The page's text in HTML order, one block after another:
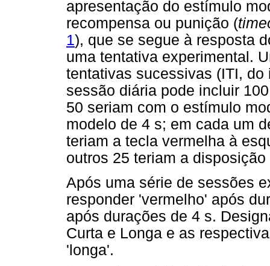
apresentação do estímulo
recompensa ou punição (
1), que se segue à resposta
uma tentativa experimental.
tentativas sucessivas (ITI,
sessão diária pode incluir
50 seriam com o estímulo
modelo de 4 s; em cada um
teriam a tecla vermelha à
outros 25 teriam a disposição
Após uma série de sessões
responder 'vermelho' após
após durações de 4 s.
Curta e Longa e as
'longa'.